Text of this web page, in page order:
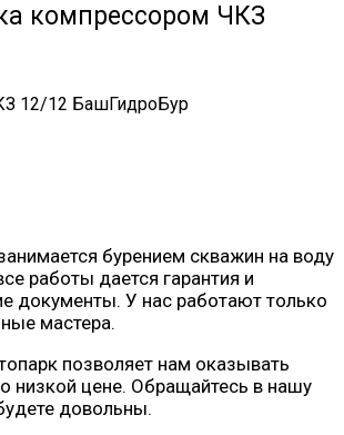
компрессором ЧКЗ
бурением скважин на воду
работы дается гарантия и
документы. У нас работают только
мастера.
позволяет нам оказывать
низкой цене. Обращайтесь в нашу
довольны.